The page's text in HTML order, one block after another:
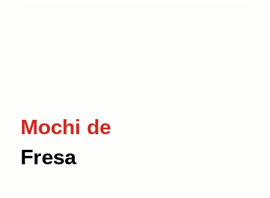
Mochi de
Fresa